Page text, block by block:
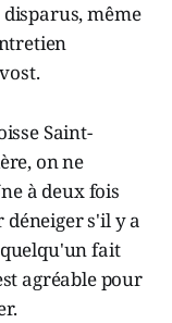
même
Saint-
on ne
à deux fois
s'il y a
fait
agréable pour